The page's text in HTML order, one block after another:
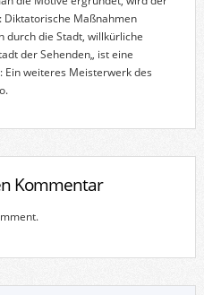
Diktatorische Maßnahmen
durch die Stadt, willkürliche
der Sehenden„ ist eine
Ein weiteres Meisterwerk des
Kommentar